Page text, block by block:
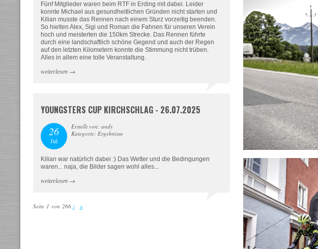
Fünf Mitglieder waren beim RTF in Erding mit dabei. Leider
konnte Michael aus gesundheitlichen Gründen nicht starten und
Kilian musste das Rennen nach einem Sturz vorzeitig beenden.
So hielten Alex, Sigi und Roman die Fahnen für unseren Verein
hoch und meisterten die 150km Strecke. Das Rennen führte
durch eine landschaftlich schöne Gegend und auch der Regen
auf den letzten Kilometern konnte die Stimmung nicht trüben.
Alles in allem eine tolle Veranstaltung.
weiterlesen→
YOUNGSTERS CUP KIRCHSCHLAG - 26.07.2025
26
Jul
Erstellt von: andy
Kategorie: Ergebnisse
Kilian war natürlich dabei :) Das Wetter und die Bedingungen
waren... naja, die Bilder sagen wohl alles...
weiterlesen→
Seite 1 von 266 › »